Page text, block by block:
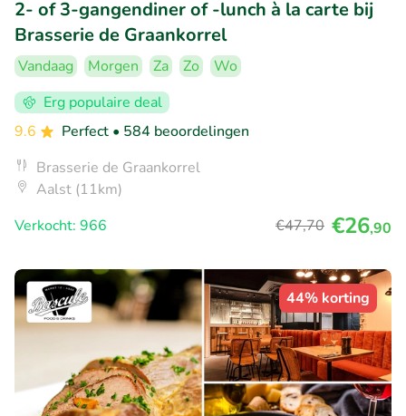
2- of 3-gangendiner of -lunch à la carte bij
Brasserie de Graankorrel
Vandaag Morgen Za Zo
Wo
Erg populaire deal
9.6
Perfect • 584 beoordelingen
Brasserie de Graankorrel
Aalst (11km)
Verkocht: 966
€47,70 €26,90
44% korting